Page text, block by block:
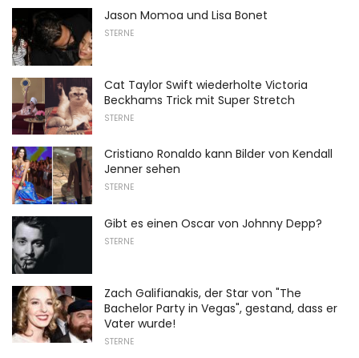
Jason Momoa und Lisa Bonet
STERNE
Cat Taylor Swift wiederholte Victoria
Beckhams Trick mit Super Stretch
STERNE
Cristiano Ronaldo kann Bilder von Kendall
Jenner sehen
STERNE
Gibt es einen Oscar von Johnny Depp?
STERNE
Zach Galifianakis, der Star von "The
Bachelor Party in Vegas", gestand, dass er
Vater wurde!
STERNE